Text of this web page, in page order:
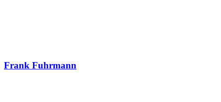
Frank Fuhrmann